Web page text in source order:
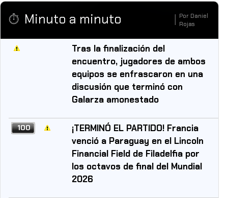
⏱️ Minuto a minuto Por Daniel
Rojas
Tras la finalización del
encuentro, jugadores de ambos
equipos se enfrascaron en una
discusión que terminó con
Galarza amonestado
100
¡TERMINÓ EL PARTIDO! Francia
venció a Paraguay en el Lincoln
Financial Field de Filadelfia por
los octavos de final del Mundial
2026